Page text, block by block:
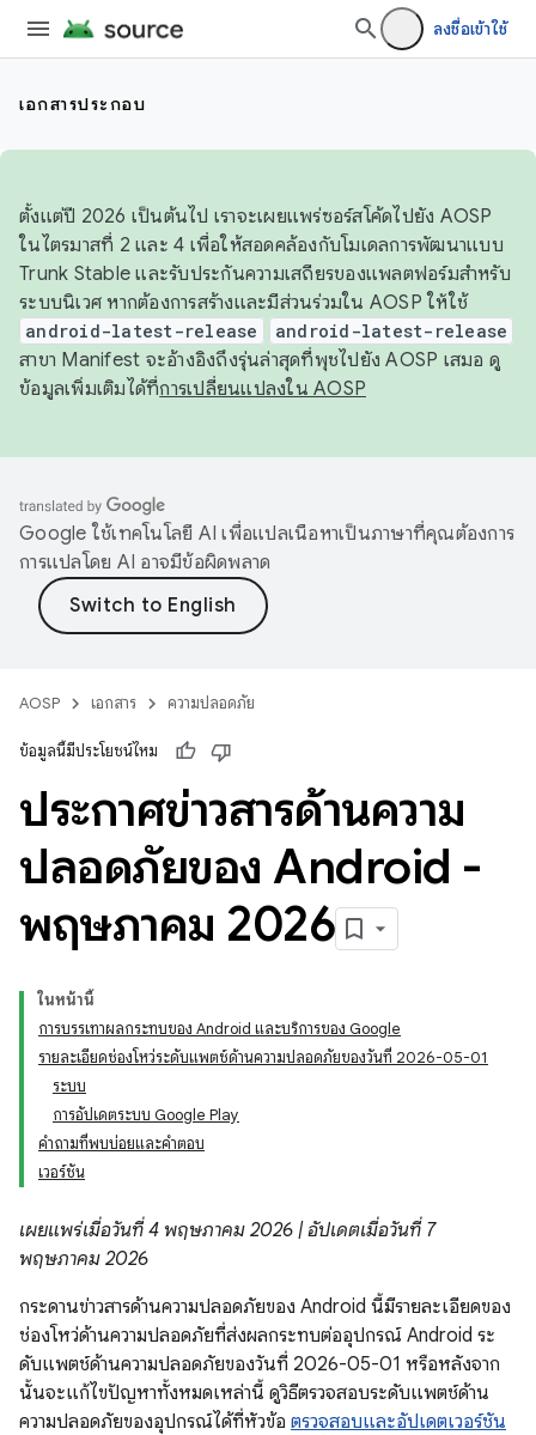
ลงชื่อเข้าใช้
เอกสารประกอบ
ตั้งแต่ปี 2026 เป็นต้นไป เราจะเผยแพร่ซอร์สโค้ดไปยัง AOSP
ในไตรมาสที่ 2 และ 4 เพื่อให้สอดคล้องกับโมเดลการพัฒนาแบบ
Trunk Stable และรับประกันความเสถียรของแพลตฟอร์มสำหรับ
ระบบนิเวศ หากต้องการสร้างและมีส่วนร่วมใน AOSP ให้ใช้
android-latest-release android-latest-release
สาขา Manifest จะอ้างอิงถึงรุ่นล่าสุดที่พุชไปยัง AOSP เสมอ ดู
ข้อมูลเพิ่มเติมได้ที่การเปลี่ยนแปลงใน AOSP
Google ใช้เทคโนโลยี AI เพื่อแปลเนื้อหาเป็นภาษาที่คุณต้องการ
การแปลโดย AI อาจมีข้อผิดพลาด
AOSP เอกสาร ความปลอดภัย
ข้อมูลนี้มีประโยชน์ไหม
ประกาศข่าวสารด้านความ
ปลอดภัยของ Android -
พฤษภาคม 2026
ในหน้านี้
การบรรเทาผลกระทบของ Android และบริการของ Google
รายละเอียดช่องโหว่ระดับแพตช์ด้านความปลอดภัยของวันที่ 2026-05-01
ระบบ
การอัปเดตระบบ Google Play
คำถามที่พบบ่อยและคำตอบ
เวอร์ชัน
เผยแพร่เมื่อวันที่ 4 พฤษภาคม 2026 | อัปเดตเมื่อวันที่ 7
พฤษภาคม 2026
กระดานข่าวสารด้านความปลอดภัยของ Android นี้มีรายละเอียดของ
ช่องโหว่ด้านความปลอดภัยที่ส่งผลกระทบต่ออุปกรณ์ Android ระ
ดับแพตช์ด้านความปลอดภัยของวันที่ 2026-05-01 หรือหลังจาก
นั้นจะแก้ไขปัญหาทั้งหมดเหล่านี้ ดูวิธีตรวจสอบระดับแพตช์ด้าน
ความปลอดภัยของอุปกรณ์ได้ที่หัวข้อ ตรวจสอบและอัปเดตเวอร์ชัน